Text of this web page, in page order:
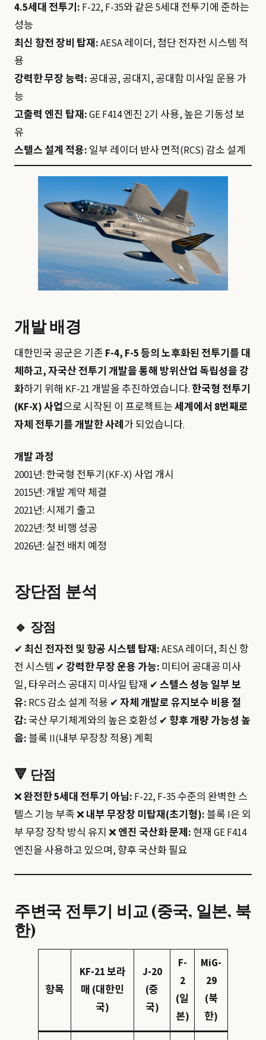
4.5세대 전투기: F-22, F-35와 같은 5세대 전투기에 준하는
성능
최신 항전 장비 탑재:AESA 레이더, 첨단 전자전 시스템 적
용
강력한 무장 능력: 공대공, 공대지, 공대함 미사일 운용 가
능
고출력 엔진 탑재:GE F414 엔진 2기 사용, 높은 기동성 보
유
스텔스 설계 적용: 일부 레이더 반사 면적(RCS) 감소 설계
개발 배경
대한민국 공군은 기존 F-4, F-5 등의 노후화된 전투기를 대
체하고, 자국산 전투기 개발을 통해 방위산업 독립성을 강
화하기 위해 KF-21 개발을 추진하였습니다.한국형 전투기
(KF-X) 사업으로 시작된 이 프로젝트는세계에서 8번째로
자체 전투기를 개발한 사례가 되었습니다.
개발 과정
2001년: 한국형 전투기(KF-X) 사업 개시
2015년: 개발 계약 체결
2021년: 시제기 출고
2022년: 첫 비행 성공
2026년: 실전 배치 예정
장단점 분석
🔹 장점
✔ 최신 전자전 및 항공 시스템 탑재:AESA 레이더, 최신 항
전 시스템 ✔ 강력한 무장 운용 가능: 미티어 공대공 미사
일, 타우러스 공대지 미사일 탑재 ✔스텔스 성능 일부 보
유: RCS 감소 설계 적용 ✔자체 개발로 유지보수 비용 절
감:국산 무기체계와의 높은 호환성 ✔향후 개량 가능성 높
음: 블록 II(내부 무장창 적용) 계획
🔻 단점
❌완전한 5세대 전투기 아님: F-22, F-35 수준의 완벽한 스
텔스 기능 부족 ❌내부 무장창 미탑재(초기형): 블록 I은 외
부 무장 장착 방식 유지 ❌엔진 국산화 문제: 현재 GE F414
엔진을 사용하고 있으며, 향후 국산화 필요
주변국 전투기 비교 (중국, 일본, 북
한)
항목
KF-21 보라
매 (대한민
국)
J-20
(중
국)
F-
2
(일
본)
MiG-
29
(북
한)